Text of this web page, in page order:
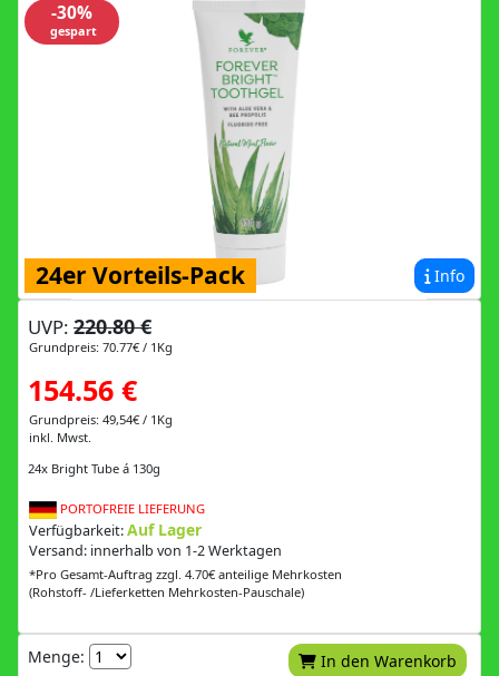
-30%
gespart
Info
24er Vorteils-Pack
UVP: 220.80 €
Grundpreis: 70.77€ / 1Kg
154.56 €
Grundpreis: 49,54€ / 1Kg
inkl. Mwst.
24x Bright Tube á 130g
PORTOFREIE LIEFERUNG
Verfügbarkeit:Auf Lager
Versand: innerhalb von 1-2 Werktagen
*Pro Gesamt-Auftrag zzgl. 4.70€ anteilige Mehrkosten
(Rohstoff- /Lieferketten Mehrkosten-Pauschale)
Menge: In den Warenkorb